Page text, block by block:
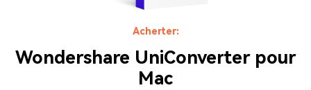
Acherter:
Wondershare UniConverter pour
Mac